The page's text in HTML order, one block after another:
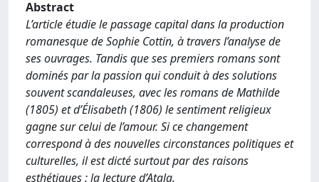
Abstract
L’article étudie le passage capital dans la production
romanesque de Sophie Cottin, à travers l’analyse de
ses ouvrages. Tandis que ses premiers romans sont
dominés par la passion qui conduit à des solutions
souvent scandaleuses, avec les romans de Mathilde
(1805) et d’Élisabeth (1806) le sentiment religieux
gagne sur celui de l’amour. Si ce changement
correspond à des nouvelles circonstances politiques et
culturelles, il est dicté surtout par des raisons
esthétiques : la lecture d’Atala.